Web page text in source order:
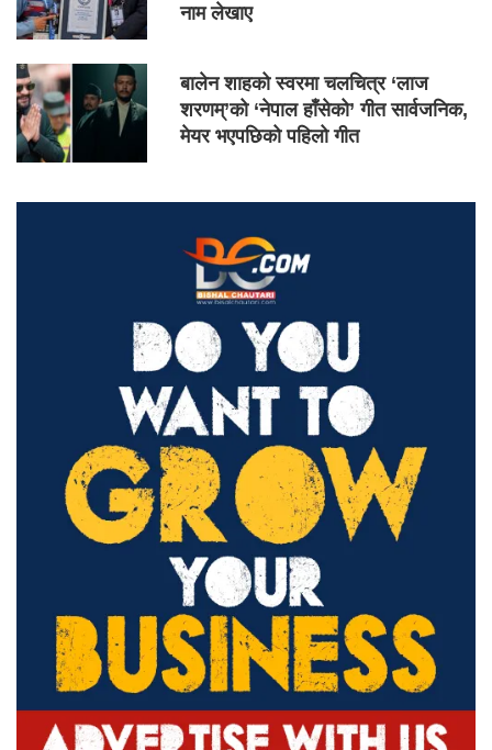
नाम लेखाए
बालेन शाहको स्वरमा चलचित्र ‘लाज
शरणम्’को ‘नेपाल हाँसेको’ गीत सार्वजनिक,
मेयर भएपछिको पहिलो गीत